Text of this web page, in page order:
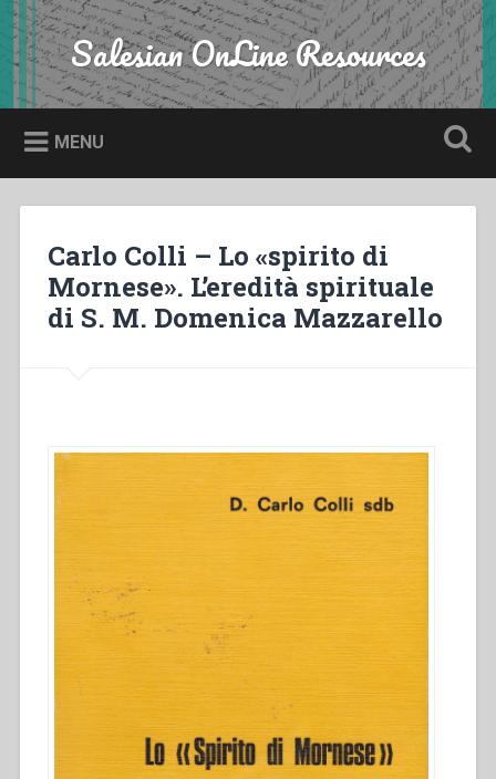
Skip
to
content
Search Salesian OnLine Resources
MENU
Carlo Colli – Lo «spirito di
Mornese». L’eredità spirituale
di S. M. Domenica Mazzarello